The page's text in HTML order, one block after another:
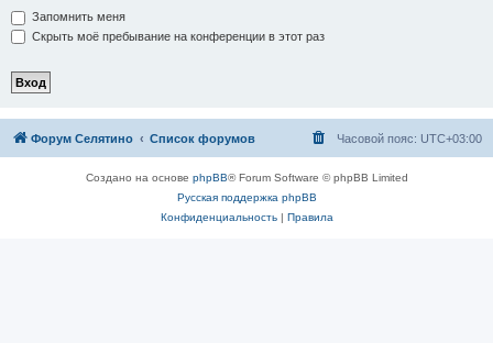
Запомнить меня
Скрыть моё пребывание на конференции в этот раз
Форум Селятино Список форумов Часовой пояс: UTC+03:00
Создано на основе phpBB® Forum Software © phpBB Limited
Русская поддержка phpBB
Конфиденциальность| Правила